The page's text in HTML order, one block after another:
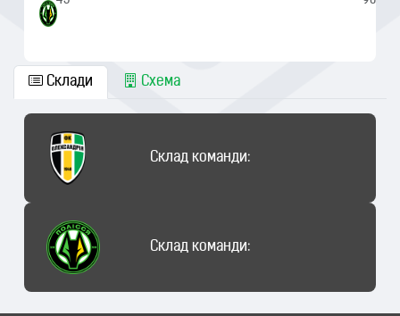
Склади Схема
Склад команди:
Склад команди: